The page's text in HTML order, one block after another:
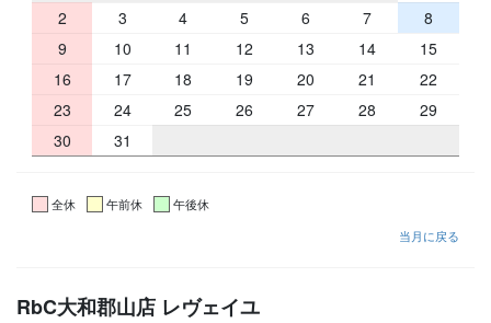
2
3 4 5 6 7
8
9
10 11 12 13 14
15
16
17 18 19 20 21
22
23
24 25 26 27 28
29
30
31
全休 午前休
午後休
当月に戻る
RbC大和郡山店 レヴェイユ